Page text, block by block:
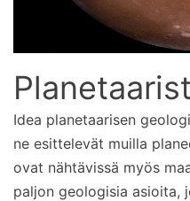
Idea planetaarisen
ne esittelevät muilla
ovat nähtävissä myös
paljon geologisia asioita,